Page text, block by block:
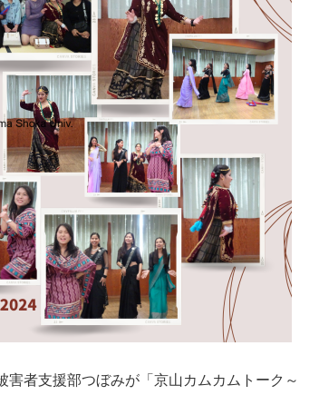
者支援部つぼみが「京山カムカムトーク～